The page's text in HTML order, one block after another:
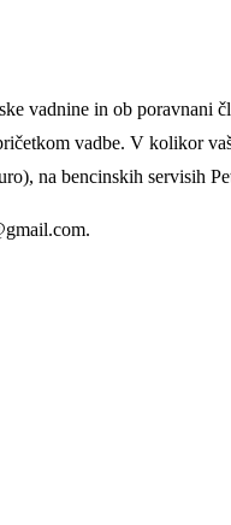
vadnine in ob poravnani
vadbe. V kolikor
na bencinskih servisih